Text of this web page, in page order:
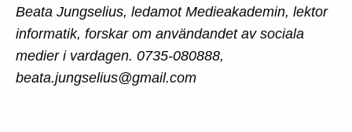
Beata Jungselius, ledamot Medieakademin, lektor
informatik, forskar om användandet av sociala
medier i vardagen. 0735-080888,
beata.jungselius@gmail.com